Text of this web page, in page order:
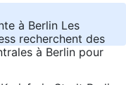
à Berlin Les
recherchent des
à Berlin pour